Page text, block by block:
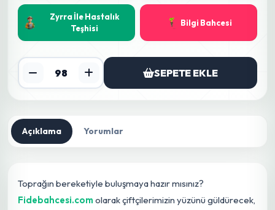
Zyrra İle Hastalık
Teşhisi
Bilgi Bahcesi
SEPETE EKLE
Açıklama Yorumlar
Toprağın bereketiyle buluşmaya hazır mısınız?
Fidebahcesi.com olarak çiftçilerimizin yüzünü güldürecek,